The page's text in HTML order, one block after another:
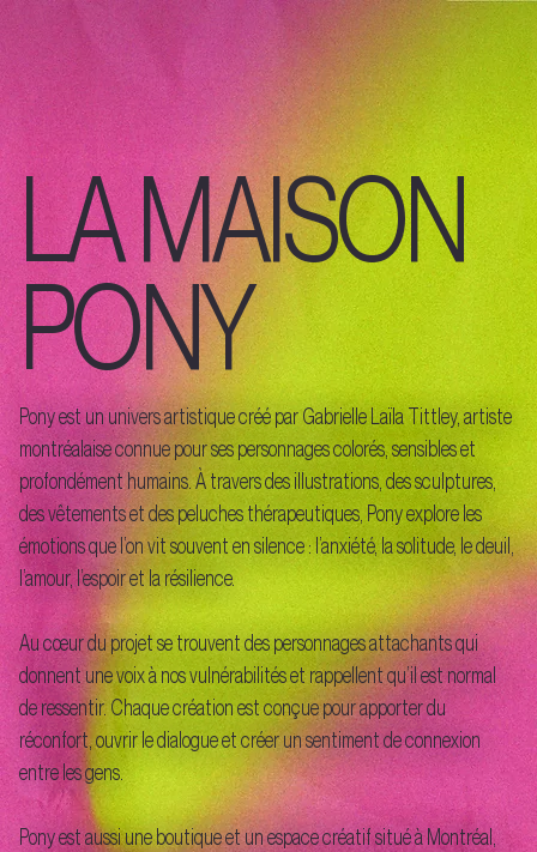
LA MAISON
PONY
Pony est un univers artistique créé par Gabrielle Laïla Tittley, artiste
montréalaise connue pour ses personnages colorés, sensibles et
profondément humains. À travers des illustrations, des sculptures,
des vêtements et des peluches thérapeutiques, Pony explore les
émotions que l’on vit souvent en silence : l’anxiété, la solitude, le deuil,
l’amour, l’espoir et la résilience.
Au cœur du projet se trouvent des personnages attachants qui
donnent une voix à nos vulnérabilités et rappellent qu’il est normal
de ressentir. Chaque création est conçue pour apporter du
réconfort, ouvrir le dialogue et créer un sentiment de connexion
entre les gens.
Pony est aussi une boutique et un espace créatif situé à Montréal,